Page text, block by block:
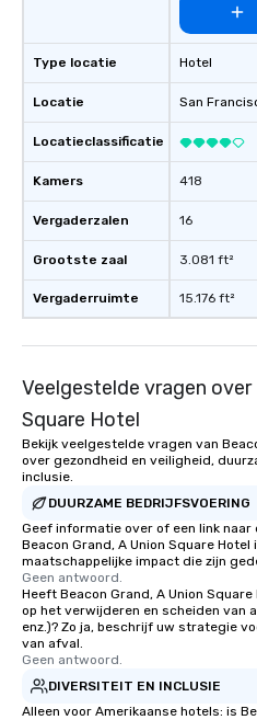
Type locatie
Locatie
Locatieclassificatie
Kamers
Vergaderzalen
Grootste zaal
Vergaderruimte
Hotel
San
418
16
3.081 ft²
15.176 ft²
Veelgestelde vragen over
Square Hotel
Bekijk veelgestelde vragen van
over gezondheid en veiligheid,
inclusie.
DUURZAME BEDRIJFSVOERING
Geef informatie over of een link
Beacon Grand, A Union Square
maatschappelijke impact die zijn
Geen antwoord.
Heeft Beacon Grand, A Union
op het verwijderen en scheiden van
enz.)? Zo ja, beschrijf uw strategie
van afval.
Geen antwoord.
DIVERSITEIT EN INCLUSIE
Alleen voor Amerikaanse hotels: is